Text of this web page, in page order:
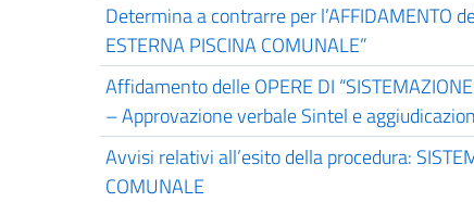
Determina a contrarre per l’AFFIDAMENTO
ESTERNA PISCINA COMUNALE”
Affidamento delle OPERE DI
– Approvazione verbale Sintel e
Avvisi relativi all’esito della procedura:
COMUNALE